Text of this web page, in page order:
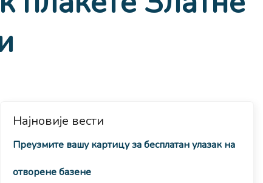
Најновије вести
Преузмите вашу картицу за бесплатан улазак на
отворене базене